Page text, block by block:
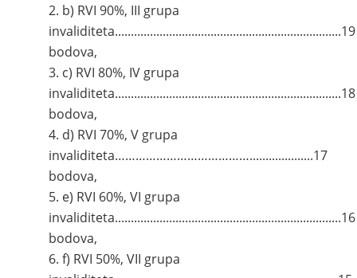
b) RVI 90%, III grupa
invaliditeta.......................................................................19
bodova,
c) RVI 80%, IV grupa
invaliditeta.......................................................................18
bodova,
d) RVI 70%, V grupa
invaliditeta…………………………………....................17
bodova,
e) RVI 60%, VI grupa
invaliditeta.......................................................................16
bodova,
f) RVI 50%, VII grupa